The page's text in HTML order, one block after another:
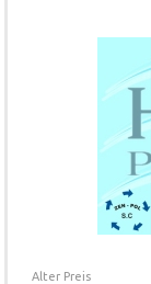
Alter Preis